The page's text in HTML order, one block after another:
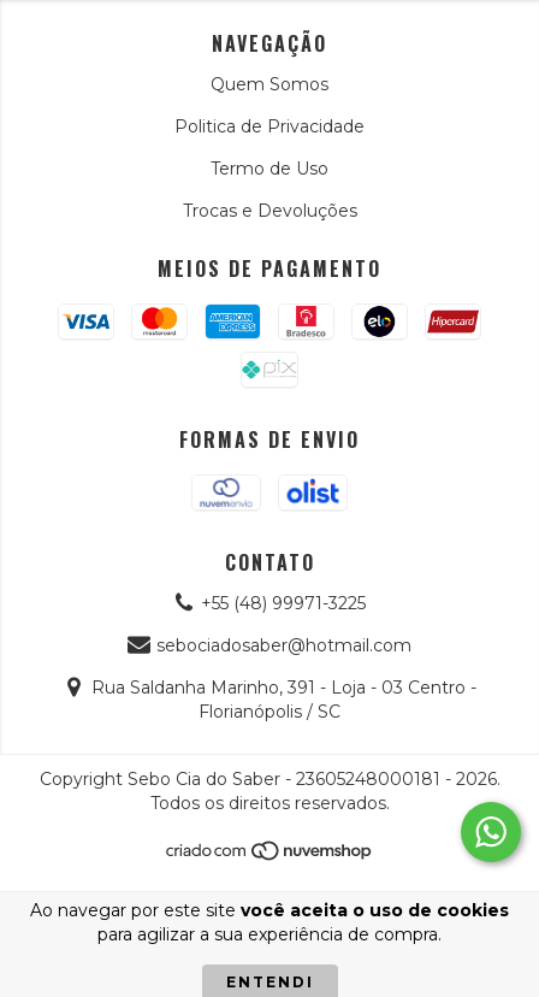
Ao navegar por este site você aceita o uso de cookies
para agilizar a sua experiência de compra.
ENTENDI
NAVEGAÇÃO
Quem Somos
Politica de Privacidade
Termo de Uso
Trocas e Devoluções
MEIOS DE PAGAMENTO
FORMAS DE ENVIO
CONTATO
+55 (48) 99971-3225
sebociadosaber@hotmail.com
Rua Saldanha Marinho, 391 - Loja - 03 Centro -
Florianópolis / SC
Copyright Sebo Cia do Saber - 23605248000181 - 2026.
Todos os direitos reservados.